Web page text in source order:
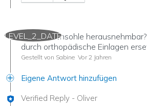
LEVEL_2_DATE
Ist die Innensohle
durch orthopädische Einlagen
Gestellt von Sabine Vor 2 Jahren
Eigene Antwort hinzufügen
Verified Reply - Oliver